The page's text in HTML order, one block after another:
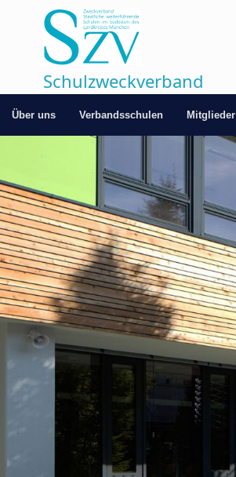
Schulzweckverband
Über uns Verbandsschulen Mitglieder